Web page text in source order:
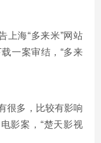
海“多来米”网站
一案审结，“多来
多，比较有影响
影案，“楚天影视